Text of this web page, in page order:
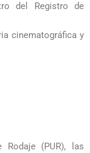
del Registro de
cinematográfica y
(PUR), las